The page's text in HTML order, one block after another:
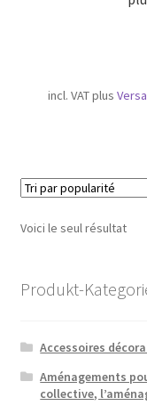
incl. VATplus
Voici le seul résultat
Produkt-
Accessoires
Aménagements
collective,